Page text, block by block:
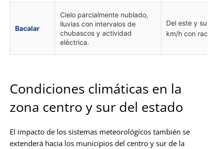
Bacalar
Cielo parcialmente nublado,
lluvias con intervalos de
chubascos y actividad
eléctrica.
Del este y
km/h con
Condiciones climáticas en la
zona centro y sur del estado
El impacto de los sistemas meteorológicos también se
extenderá hacia los municipios del centro y sur de la